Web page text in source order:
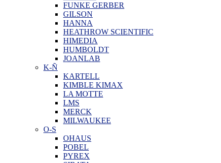
FUNKE GERBER
GILSON
HANNA
HEATHROW SCIENTIFIC
HIMEDIA
HUMBOLDT
JOANLAB
K-Ñ
KARTELL
KIMBLE KIMAX
LA MOTTE
LMS
MERCK
MILWAUKEE
O-S
OHAUS
POBEL
PYREX